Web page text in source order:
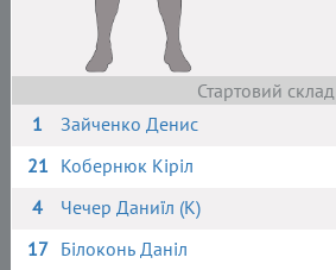
Стартовий склад
1
Зайченко Денис
21 Кобернюк Кіріл
4
Чечер Даниїл (К)
17 Білоконь Даніл